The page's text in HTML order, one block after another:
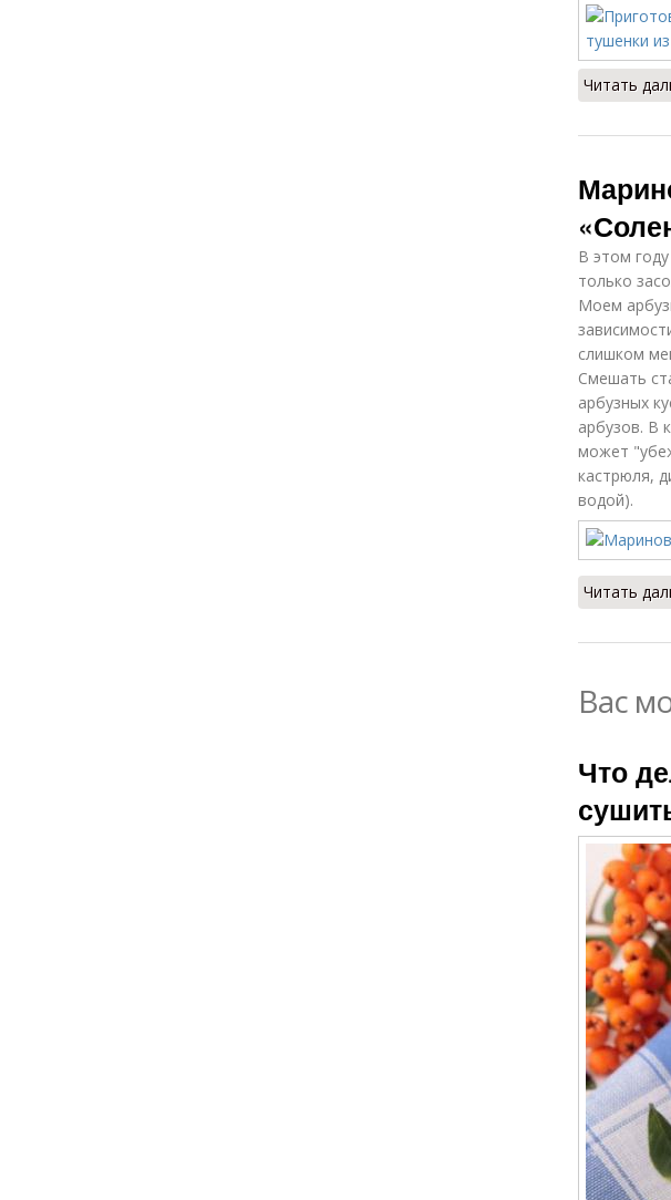
Читать
В этом
только
Моем
слишком
Смешать
арбузных
арбузов. В
может
кастрюля,
водой).
Читать
Вас
Что